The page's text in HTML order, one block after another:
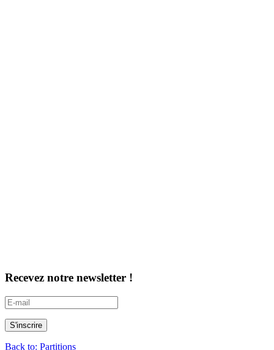
Recevez notre newsletter !
Back to: Partitions